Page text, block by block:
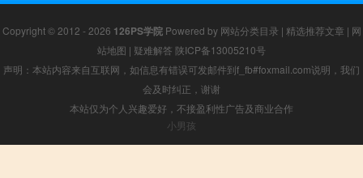
Copyright © 2012 - 2026 126PS学院Powered by 网站分类目录 | 精选推荐文章 | 网
站地图 | 疑难解答 陕ICP备13005210号
声明：本站内容来自互联网，如信息有错误可发邮件到f_fb#foxmail.com说明，我们
会及时纠正，谢谢
本站仅为个人兴趣爱好，不接盈利性广告及商业合作
小男孩